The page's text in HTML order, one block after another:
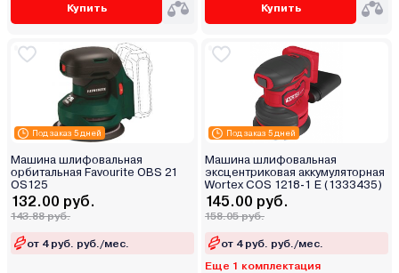
Купить Купить
Под заказ 5 дней
Машина шлифовальная
орбитальная Favourite OBS 21
OS125
132.00 руб.
143.88 руб.
от 4 руб. руб./мес.
Под заказ 5 дней
Машина шлифовальная
эксцентриковая аккумуляторная
Wortex COS 1218-1 E (1333435)
145.00 руб.
158.05 руб.
от 4 руб. руб./мес.
Еще 1 комплектация